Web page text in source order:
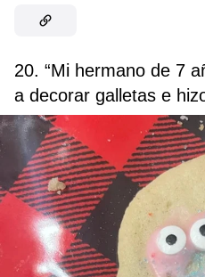
20. “Mi hermano de 7
a decorar galletas e